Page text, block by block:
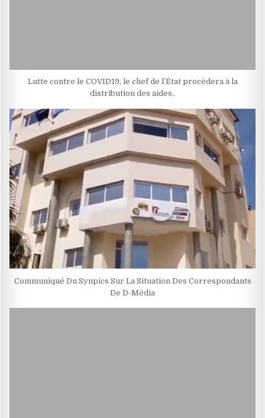
Lutte contre le COVID19, le chef de l’État procèdera à la
distribution des aides..
Communiqué Du Synpics Sur La Situation Des Correspondants
De D-Média